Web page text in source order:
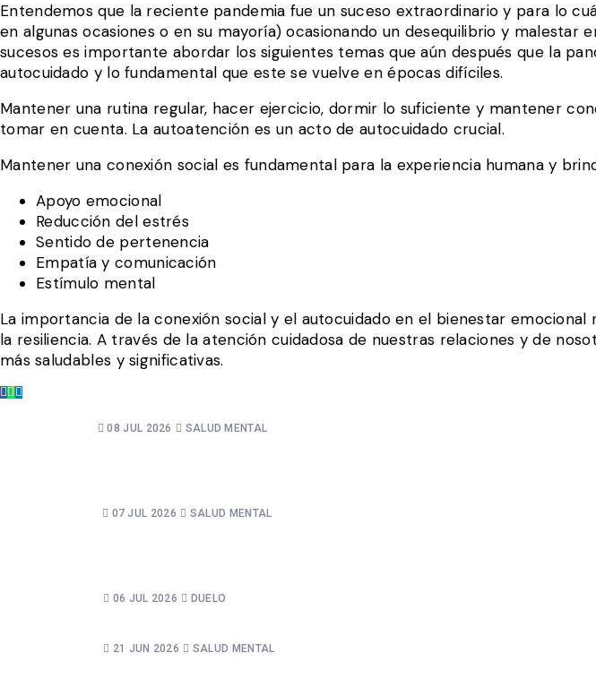
Entendemos que la reciente pandemia fue un suceso extraordinario y para lo
en algunas ocasiones o en su mayoría) ocasionando un desequilibrio y
sucesos es importante abordar los siguientes temas que aún después que la
autocuidado y lo fundamental que este se vuelve en épocas difíciles.
Mantener una rutina regular, hacer ejercicio, dormir lo suficiente y mantener
tomar en cuenta. La autoatención es un acto de autocuidado crucial.
Mantener una conexión social es fundamental para la experiencia humana y
Apoyo emocional
Reducción del estrés
Sentido de pertenencia
Empatía y comunicación
Estímulo mental
La importancia de la conexión social y el autocuidado en el bienestar
la resiliencia. A través de la atención cuidadosa de nuestras relaciones y de
más saludables y significativas.
08 JUL 2026 SALUD MENTAL
07 JUL 2026 SALUD MENTAL
06 JUL 2026 DUELO
21 JUN 2026 SALUD MENTAL